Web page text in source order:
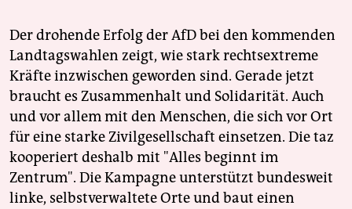
Der drohende Erfolg der AfD bei den kommenden
Landtagswahlen zeigt, wie stark rechtsextreme
Kräfte inzwischen geworden sind. Gerade jetzt
braucht es Zusammenhalt und Solidarität. Auch
und vor allem mit den Menschen, die sich vor Ort
für eine starke Zivilgesellschaft einsetzen. Die taz
kooperiert deshalb mit "Alles beginnt im
Zentrum". Die Kampagne unterstützt bundesweit
linke, selbstverwaltete Orte und baut einen